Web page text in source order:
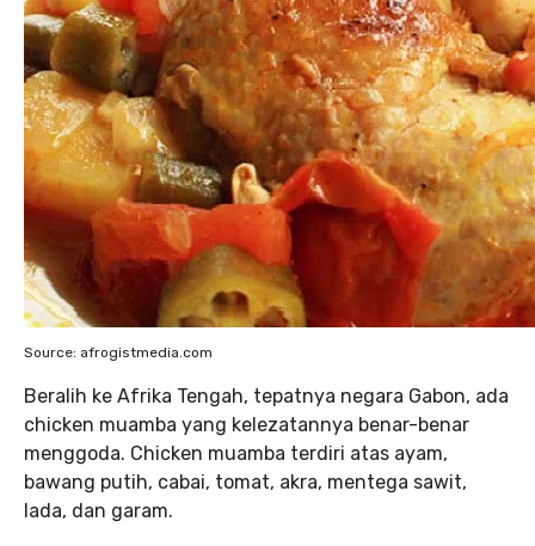
Source: afrogistmedia.com
Beralih ke Afrika Tengah, tepatnya negara Gabon, ada
chicken muamba yang kelezatannya benar-benar
menggoda. Chicken muamba terdiri atas ayam,
bawang putih, cabai, tomat, akra, mentega sawit,
lada, dan garam.